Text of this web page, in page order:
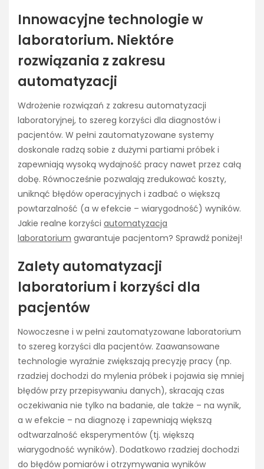
Innowacyjne technologie w
laboratorium. Niektóre
rozwiązania z zakresu
automatyzacji
Wdrożenie rozwiązań z zakresu automatyzacji
laboratoryjnej, to szereg korzyści dla diagnostów i
pacjentów. W pełni zautomatyzowane systemy
doskonale radzą sobie z dużymi partiami próbek i
zapewniają wysoką wydajność pracy nawet przez całą
dobę. Równocześnie pozwalają zredukować koszty,
uniknąć błędów operacyjnych i zadbać o większą
powtarzalność (a w efekcie – wiarygodność) wyników.
Jakie realne korzyści automatyzacja
laboratorium gwarantuje pacjentom? Sprawdź poniżej!
Zalety automatyzacji
laboratorium i korzyści dla
pacjentów
Nowoczesne i w pełni zautomatyzowane laboratorium
to szereg korzyści dla pacjentów. Zaawansowane
technologie wyraźnie zwiększają precyzję pracy (np.
rzadziej dochodzi do mylenia próbek i pojawia się mniej
błędów przy przepisywaniu danych), skracają czas
oczekiwania nie tylko na badanie, ale także – na wynik,
a w efekcie – na diagnozę i zapewniają większą
odtwarzalność eksperymentów (tj. większą
wiarygodność wyników). Dodatkowo rzadziej dochodzi
do błędów pomiarów i otrzymywania wyników